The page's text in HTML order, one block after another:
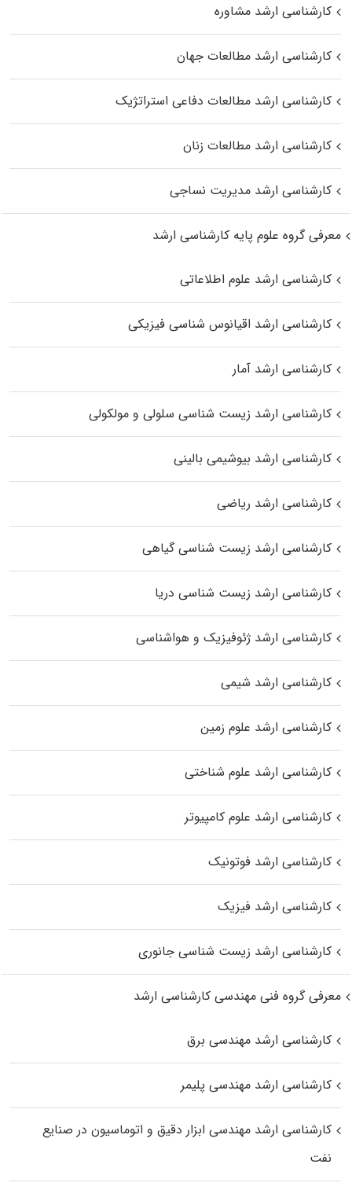
کارشناسی ارشد مشاوره
کارشناسی ارشد مطالعات جهان
کارشناسی ارشد مطالعات دفاعی استراتژیک
کارشناسی ارشد مطالعات زنان
کارشناسی ارشد مدیریت نساجی
معرفی گروه علوم پایه کارشناسی ارشد
کارشناسی ارشد علوم اطلاعاتی
کارشناسی ارشد اقیانوس‌ شناسی فیزیکی
کارشناسی ارشد آمار
کارشناسی ارشد زیست شناسی سلولی و مولکولی
کارشناسی ارشد بیوشیمی بالینی
کارشناسی ارشد ریاضی
کارشناسی ارشد زیست‌ شناسی گیاهی
کارشناسی ارشد زیست‌ شناسی دریا
کارشناسی ارشد ژئوفیزیک و هواشناسی
کارشناسی ارشد شیمی
کارشناسی ارشد علوم زمین
کارشناسی ارشد علوم شناختی
کارشناسی ارشد علوم کامپیوتر
کارشناسی ارشد فوتونیک
کارشناسی ارشد فیزیک
کارشناسی ارشد زیست‌ شناسی جانوری
معرفی گروه فنی مهندسی کارشناسی ارشد
کارشناسی ارشد مهندسی برق
کارشناسی ارشد مهندسی پلیمر
کارشناسی ارشد مهندسی ابزار دقیق و اتوماسیون در صنایع
نفت